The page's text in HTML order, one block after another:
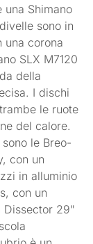
una Shimano
sono in
una corona
SLX M7120
della
I dischi
le ruote
del calore.
le Breo-
con un
in alluminio
con un
Dissector 29"